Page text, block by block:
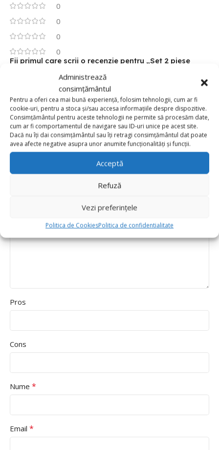
Administrează
consimțământul
Pentru a oferi cea mai bună experiență, folosim tehnologii, cum ar fi
cookie-uri, pentru a stoca și/sau accesa informațiile despre dispozitive.
Consimțământul pentru aceste tehnologii ne permite să procesăm date,
cum ar fi comportamentul de navigare sau ID-uri unice pe acest site.
Dacă nu îți dai consimțământul sau îți retragi consimțământul dat poate
avea afecte negative asupra unor anumite funcționalități și funcții.
Acceptă
Refuză
Vezi preferințele
Politica de CookiesPolitica de confidentialitate
0
0
0
0
Fii primul care scrii o recenzie pentru „Set 2 piese
Adresa ta de email nu va fi publicată.
sunt marcate cu*
Evaluarea ta*
Value for money
Durability
Pros
Cons
Nume *
Email *